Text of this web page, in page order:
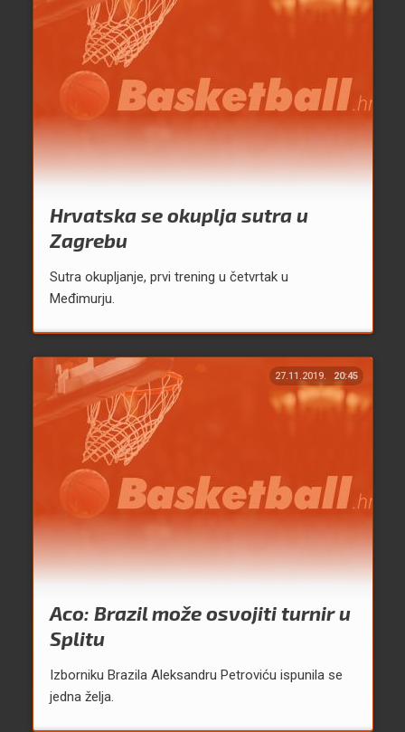
Hrvatska se okuplja sutra u
Zagrebu
Sutra okupljanje, prvi trening u četvrtak u
Međimurju.
27.11.2019. 20:45
Aco: Brazil može osvojiti turnir u
Splitu
Izborniku Brazila Aleksandru Petroviću ispunila se
jedna želja.